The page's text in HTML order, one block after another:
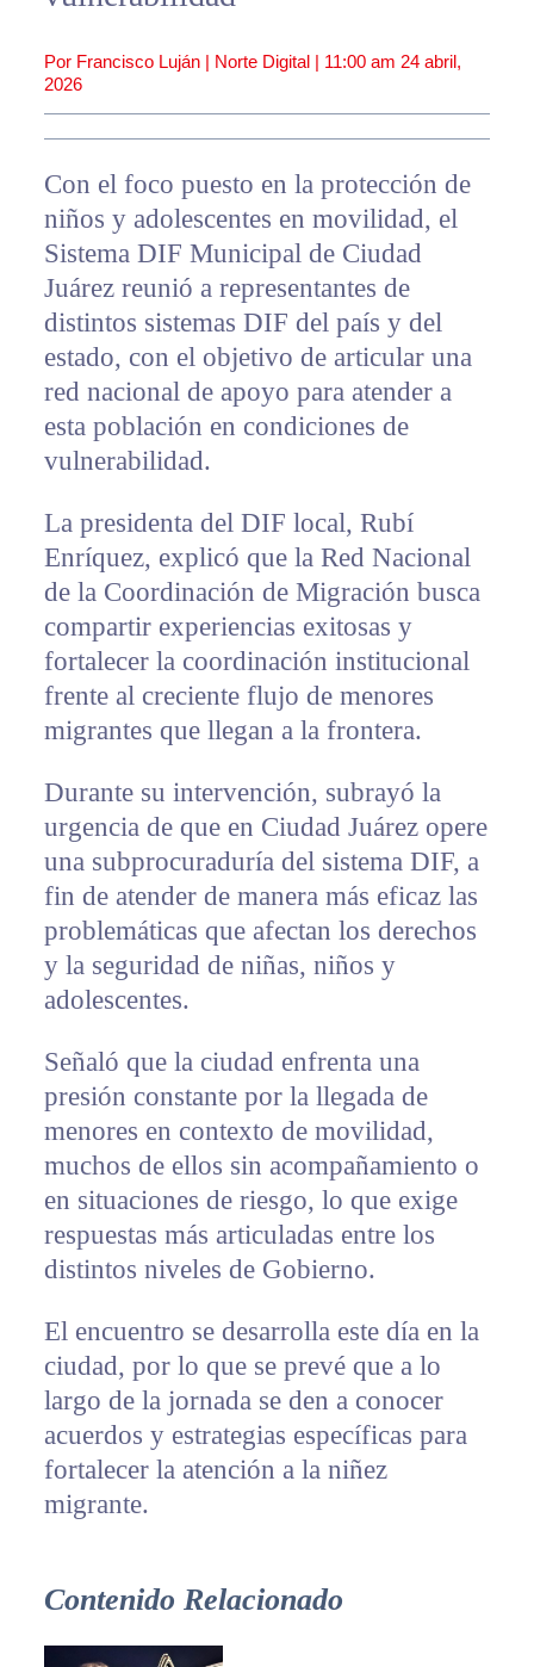
Por Francisco Luján | Norte Digital | 11:00 am 24 abril,
2026
Con el foco puesto en la protección de
niños y adolescentes en movilidad, el
Sistema DIF Municipal de Ciudad
Juárez reunió a representantes de
distintos sistemas DIF del país y del
estado, con el objetivo de articular una
red nacional de apoyo para atender a
esta población en condiciones de
vulnerabilidad.
La presidenta del DIF local, Rubí
Enríquez, explicó que la Red Nacional
de la Coordinación de Migración busca
compartir experiencias exitosas y
fortalecer la coordinación institucional
frente al creciente flujo de menores
migrantes que llegan a la frontera.
Durante su intervención, subrayó la
urgencia de que en Ciudad Juárez opere
una subprocuraduría del sistema DIF, a
fin de atender de manera más eficaz las
problemáticas que afectan los derechos
y la seguridad de niñas, niños y
adolescentes.
Señaló que la ciudad enfrenta una
presión constante por la llegada de
menores en contexto de movilidad,
muchos de ellos sin acompañamiento o
en situaciones de riesgo, lo que exige
respuestas más articuladas entre los
distintos niveles de Gobierno.
El encuentro se desarrolla este día en la
ciudad, por lo que se prevé que a lo
largo de la jornada se den a conocer
acuerdos y estrategias específicas para
fortalecer la atención a la niñez
migrante.
Contenido Relacionado